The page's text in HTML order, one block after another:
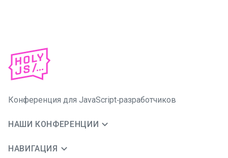
Конференция для JavaScript‑разработчиков
НАШИ КОНФЕРЕНЦИИ
НАВИГАЦИЯ